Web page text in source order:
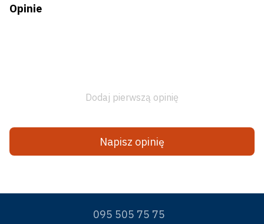
Opinie
Dodaj pierwszą opinię
Napisz opinię
095 505 75 75